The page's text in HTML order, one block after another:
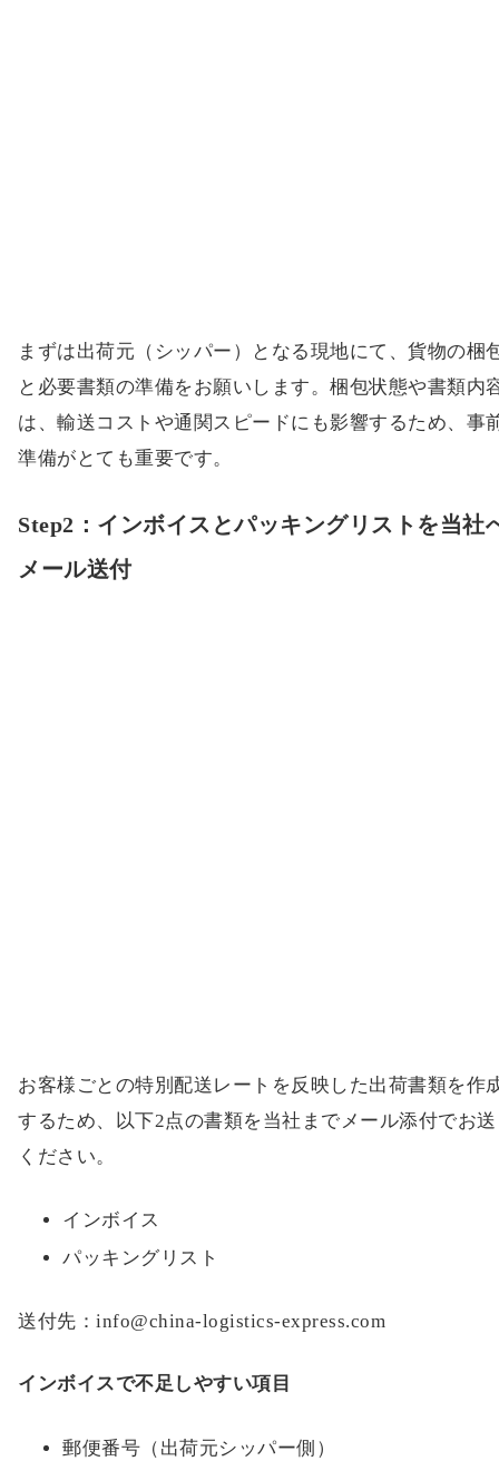
まずは出荷元（シッパー）となる現地にて、貨物の梱
と必要書類の準備をお願いします。梱包状態や書類内
は、輸送コストや通関スピードにも影響するため、事
準備がとても重要です。
Step2：インボイスとパッキングリストを当社
メール送付
お客様ごとの特別配送レートを反映した出荷書類を作
するため、以下2点の書類を当社までメール添付でお
ください。
インボイス
パッキングリスト
送付先：info@china-logistics-express.com
インボイスで不足しやすい項目
郵便番号（出荷元シッパー側）